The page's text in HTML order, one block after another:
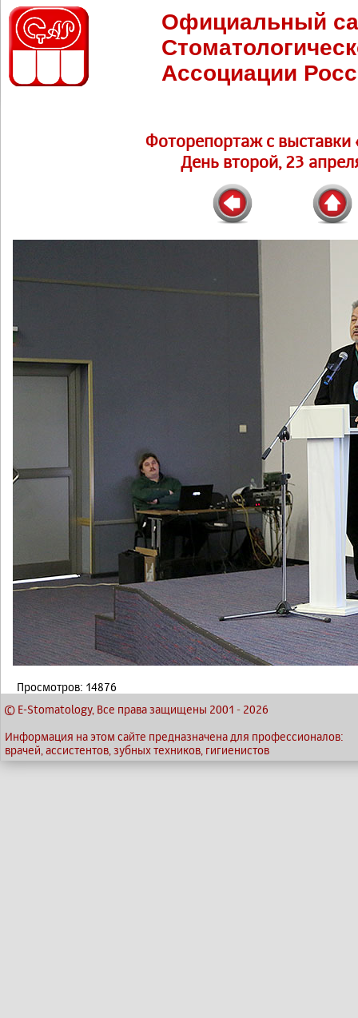
Официальный
Ассоциации
Фоторепортаж c выставки
День второй, 23
Просмотров: 14876
© E-Stomatology, Все права защищены 2001 - 2026
Информация на этом сайте предназначена для профессионалов:
врачей, ассистентов, зубных техников, гигиенистов